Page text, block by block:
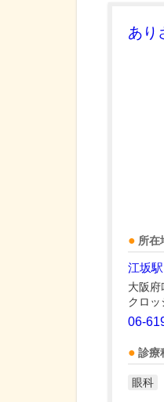
あり
所在
江坂駅
大阪府
クロッ
06-
診療
眼科